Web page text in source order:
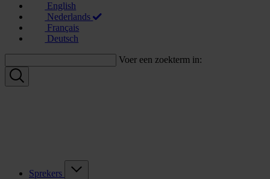
English
Nederlands
Français
Deutsch
Voer een zoekterm in:
Sprekers